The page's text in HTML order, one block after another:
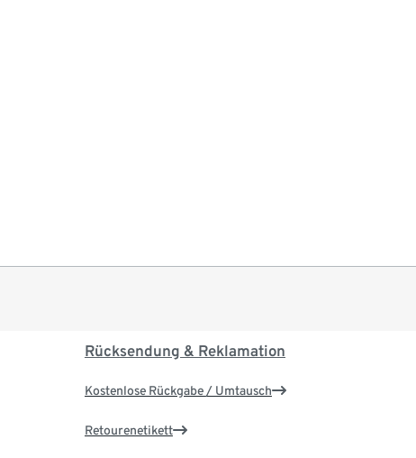
Rücksendung & Reklamation
Kostenlose Rückgabe / Umtausch
Retourenetikett